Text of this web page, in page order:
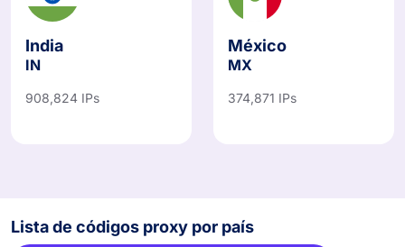
India
IN
908,824 IPs
México
MX
374,871 IPs
Lista de códigos proxy por país